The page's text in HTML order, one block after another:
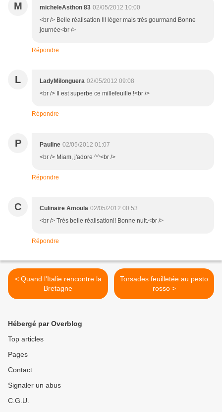
M micheleAsthon 83 02/05/2012 10:00
<br /> Belle réalisation !!! léger mais très gourmand Bonne
journée<br />
Répondre
L LadyMilonguera 02/05/2012 09:08
<br /> Il est superbe ce millefeuille !<br />
Répondre
P Pauline 02/05/2012 01:07
<br /> Miam, j'adore ^^<br />
Répondre
C Culinaire Amoula 02/05/2012 00:53
<br /> Très belle réalisation!! Bonne nuit.<br />
Répondre
< Quand l'Italie rencontre la
Bretagne
Torsades feuilletée au pesto
rosso >
Hébergé par Overblog
Top articles
Pages
Contact
Signaler un abus
C.G.U.